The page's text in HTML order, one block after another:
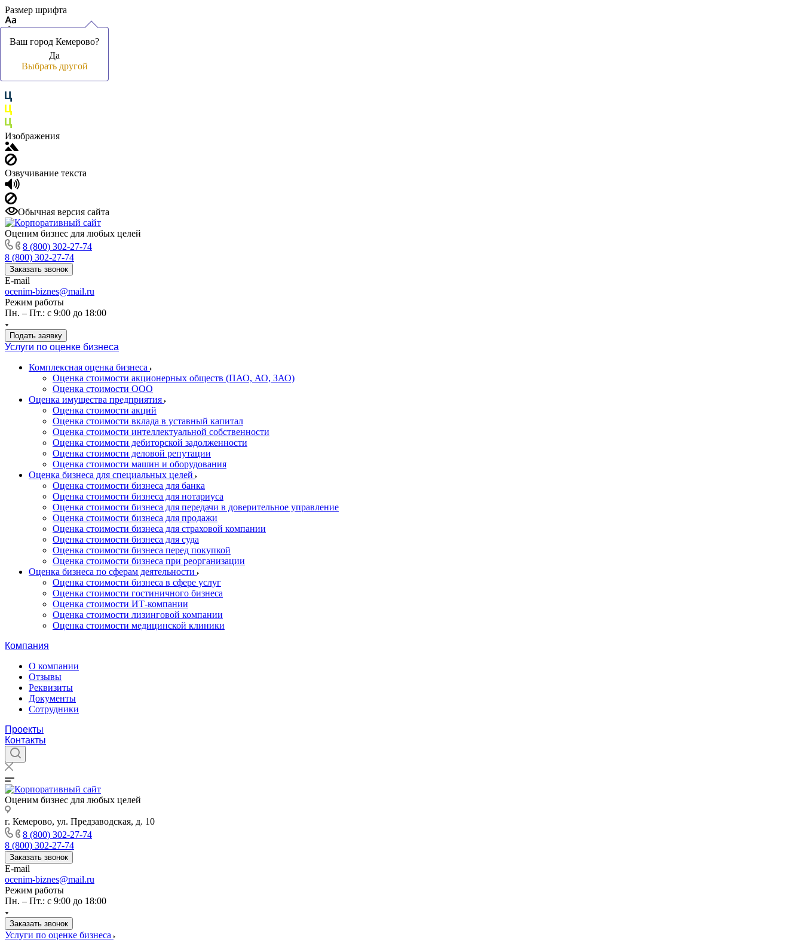
Размер шрифта
Цвет фона и шрифта
Изображения
Озвучивание текста
Обычная версия сайта
Оценим бизнес для любых целей
8 (800) 302-27-74
8 (800) 302-27-74
Заказать звонок
E-mail
ocenim-biznes@mail.ru
Режим работы
Пн. – Пт.: с 9:00 до 18:00
Подать заявку
Услуги по оценке бизнеса
Комплексная оценка бизнеса
Оценка стоимости акционерных обществ (ПАО, АО, ЗАО)
Оценка стоимости ООО
Оценка имущества предприятия
Оценка стоимости акций
Оценка стоимости вклада в уставный капитал
Оценка стоимости интеллектуальной собственности
Оценка стоимости дебиторской задолженности
Оценка стоимости деловой репутации
Оценка стоимости машин и оборудования
Оценка бизнеса для специальных целей
Оценка стоимости бизнеса для банка
Оценка стоимости бизнеса для нотариуса
Оценка стоимости бизнеса для передачи в доверительное управление
Оценка стоимости бизнеса для продажи
Оценка стоимости бизнеса для страховой компании
Оценка стоимости бизнеса для суда
Оценка стоимости бизнеса перед покупкой
Оценка стоимости бизнеса при реорганизации
Оценка бизнеса по сферам деятельности
Оценка стоимости бизнеса в сфере услуг
Оценка стоимости гостиничного бизнеса
Оценка стоимости ИТ-компании
Оценка стоимости лизинговой компании
Оценка стоимости медицинской клиники
Компания
О компании
Отзывы
Реквизиты
Документы
Сотрудники
Проекты
Контакты
Оценим бизнес для любых целей
г. Кемерово, ул. Предзаводская, д. 10
Ваш город Кемерово?
Да
Выбрать другой
8 (800) 302-27-74
8 (800) 302-27-74
Заказать звонок
E-mail
ocenim-biznes@mail.ru
Режим работы
Пн. – Пт.: с 9:00 до 18:00
Заказать звонок
Услуги по оценке бизнеса
Ваш город Кемерово?
Да
Выбрать другой